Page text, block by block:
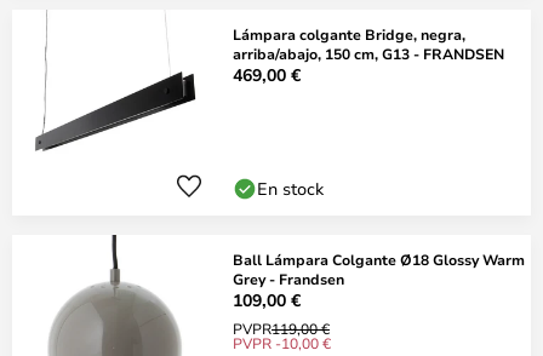
Lámpara colgante Bridge, negra,
arriba/abajo, 150 cm, G13 - FRANDSEN
469,00 €
En stock
Ball Lámpara Colgante Ø18 Glossy Warm
Grey - Frandsen
109,00 €
PVPR119,00 €
PVPR -10,00 €